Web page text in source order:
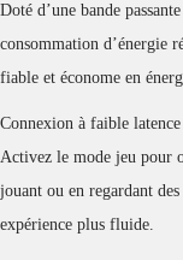
Doté d’une bande
consommation d’énergie
fiable et économe en
Connexion à faible
Activez le mode jeu pour
jouant ou en regardant
expérience plus fluide.